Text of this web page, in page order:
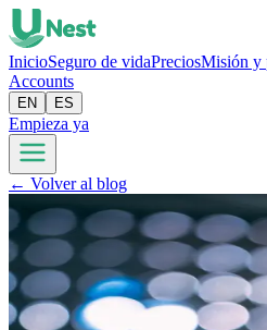
InicioSeguro de vidaPreciosMisión y
Accounts
EN ES
Empieza ya
← Volver al blog